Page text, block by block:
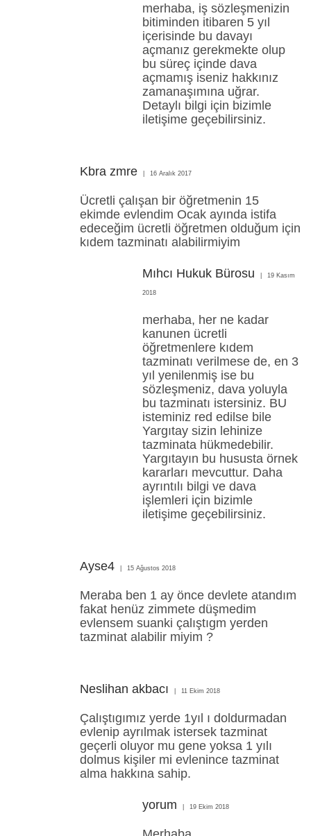
merhaba, iş sözleşmenizin
bitiminden itibaren 5 yıl
içerisinde bu davayı
açmanız gerekmekte olup
bu süreç içinde dava
açmamış iseniz hakkınız
zamanaşımına uğrar.
Detaylı bilgi için bizimle
iletişime geçebilirsiniz.
Kbra zmre 16 Aralık 2017
Ücretli çalışan bir öğretmenin 15
ekimde evlendim Ocak ayında istifa
edeceğim ücretli öğretmen olduğum için
kıdem tazminatı alabilirmiyim
Mıhcı Hukuk Bürosu 19 Kasım
2018
merhaba, her ne kadar
kanunen ücretli
öğretmenlere kıdem
tazminatı verilmese de, en 3
yıl yenilenmiş ise bu
sözleşmeniz, dava yoluyla
bu tazminatı istersiniz. BU
isteminiz red edilse bile
Yargıtay sizin lehinize
tazminata hükmedebilir.
Yargıtayın bu hususta örnek
kararları mevcuttur. Daha
ayrıntılı bilgi ve dava
işlemleri için bizimle
iletişime geçebilirsiniz.
Ayse4 15 Ağustos 2018
Meraba ben 1 ay önce devlete atandım
fakat henüz zimmete düşmedim
evlensem suanki çalıştıgm yerden
tazminat alabilir miyim ?
Neslihan akbacı 11 Ekim 2018
Çalıştıgımız yerde 1yıl ı doldurmadan
evlenip ayrılmak istersek tazminat
geçerli oluyor mu gene yoksa 1 yılı
dolmus kişiler mi evlenince tazminat
alma hakkına sahip.
yorum 19 Ekim 2018